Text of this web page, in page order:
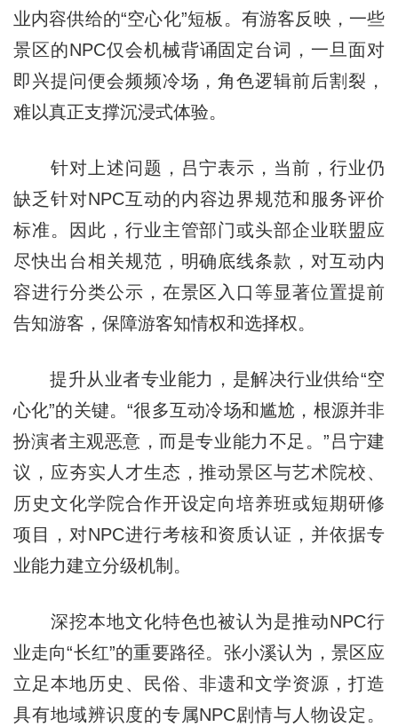
业内容供给的“空心化”短板。有游客反映，一些
景区的NPC仅会机械背诵固定台词，一旦面对
即兴提问便会频频冷场，角色逻辑前后割裂，
难以真正支撑沉浸式体验。
针对上述问题，吕宁表示，当前，行业仍
缺乏针对NPC互动的内容边界规范和服务评价
标准。因此，行业主管部门或头部企业联盟应
尽快出台相关规范，明确底线条款，对互动内
容进行分类公示，在景区入口等显著位置提前
告知游客，保障游客知情权和选择权。
提升从业者专业能力，是解决行业供给“空
心化”的关键。“很多互动冷场和尴尬，根源并非
扮演者主观恶意，而是专业能力不足。”吕宁建
议，应夯实人才生态，推动景区与艺术院校、
历史文化学院合作开设定向培养班或短期研修
项目，对NPC进行考核和资质认证，并依据专
业能力建立分级机制。
深挖本地文化特色也被认为是推动NPC行
业走向“长红”的重要路径。张小溪认为，景区应
立足本地历史、民俗、非遗和文学资源，打造
具有地域辨识度的专属NPC剧情与人物设定。